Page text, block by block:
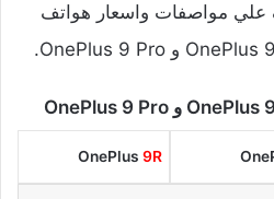
مواصفات واسعار هواتف
OnePlus 9R